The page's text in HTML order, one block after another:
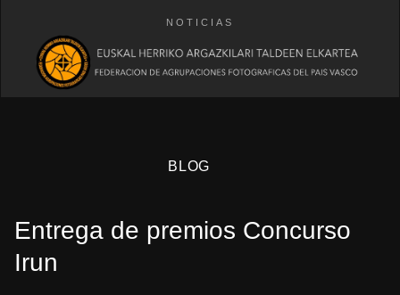
NOTICIAS
BLOG
Entrega de premios Concurso
Irun